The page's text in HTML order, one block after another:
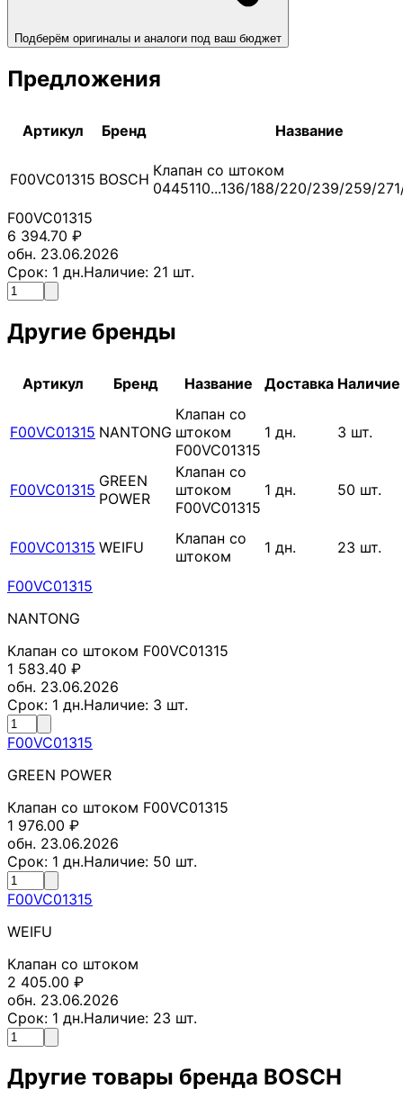
Подберём оригиналы и аналоги под ваш бюджет
Предложения
Артикул Бренд Название
F00VC01315 BOSCH Клапан со штоком
0445110...136/188/220/239/259/
F00VC01315
6 394.70 ₽
обн. 23.06.2026
Срок: 1 дн.Наличие: 21 шт.
Другие бренды
Артикул Бренд Название Доставка Наличие
F00VC01315 NANTONG
Клапан со
штоком
F00VC01315
1 дн. 3 шт.
F00VC01315 GREEN
POWER
Клапан со
штоком
F00VC01315
1 дн. 50 шт.
F00VC01315 WEIFU
Клапан со
штоком
1 дн. 23 шт.
F00VC01315
NANTONG
Клапан со штоком F00VC01315
1 583.40 ₽
обн. 23.06.2026
Срок: 1 дн.Наличие: 3 шт.
F00VC01315
GREEN POWER
Клапан со штоком F00VC01315
1 976.00 ₽
обн. 23.06.2026
Срок: 1 дн.Наличие: 50 шт.
F00VC01315
WEIFU
Клапан со штоком
2 405.00 ₽
обн. 23.06.2026
Срок: 1 дн.Наличие: 23 шт.
Другие товары бренда BOSCH